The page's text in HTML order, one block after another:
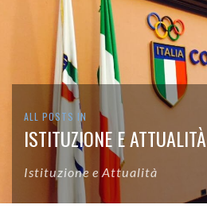
ALL POSTS IN
ISTITUZIONE E ATTUALITÀ
Istituzione e Attualità